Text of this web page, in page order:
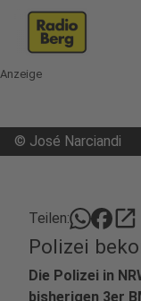
Anzeige
© José Narciandi
Teilen: open_in_new
Polizei
Die Polizei in
bisherigen 3er